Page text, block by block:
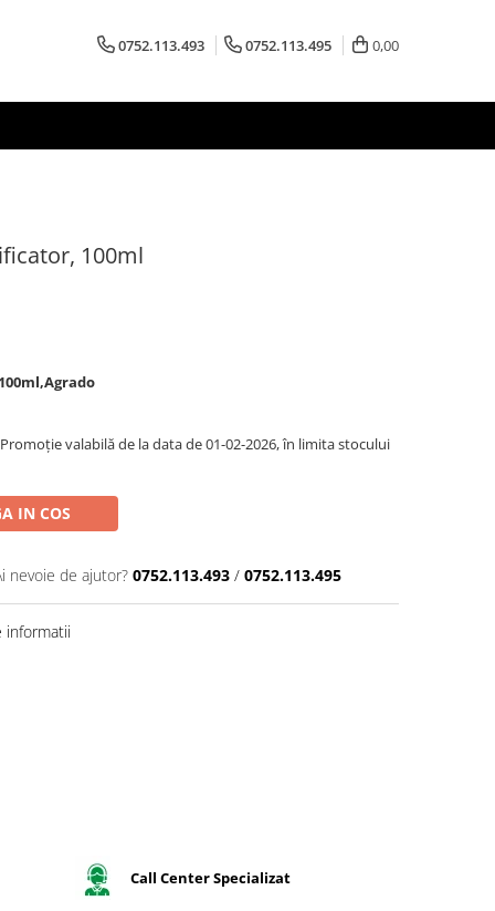
0752.113.493 0752.113.495 0,00
100ml
valabilă de la data de 01-02-2026, în limita stocului
IN COS
nevoie de ajutor? 0752.113.493 / 0752.113.495
informatii
Call Center Specializat